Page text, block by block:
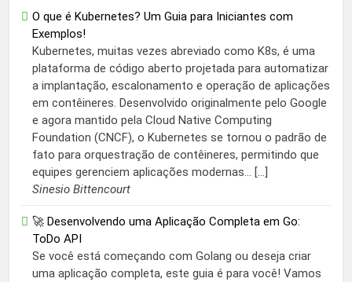
O que é Kubernetes? Um Guia para Iniciantes com
Exemplos!
Kubernetes, muitas vezes abreviado como K8s, é uma
plataforma de código aberto projetada para automatizar
a implantação, escalonamento e operação de aplicações
em contêineres. Desenvolvido originalmente pelo Google
e agora mantido pela Cloud Native Computing
Foundation (CNCF), o Kubernetes se tornou o padrão de
fato para orquestração de contêineres, permitindo que
equipes gerenciem aplicações modernas... […]
Sinesio Bittencourt
🚀 Desenvolvendo uma Aplicação Completa em Go:
ToDo API
Se você está começando com Golang ou deseja criar
uma aplicação completa, este guia é para você! Vamos